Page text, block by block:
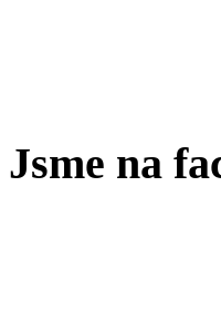
Jsme na